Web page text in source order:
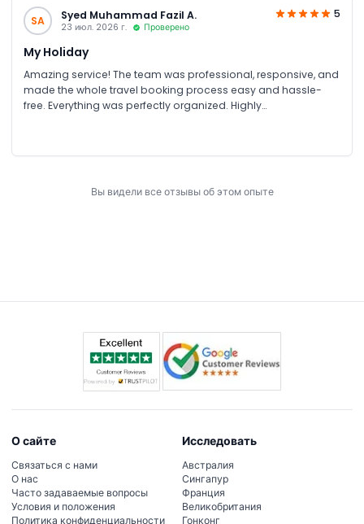
SA Syed Muhammad Fazil A.
23 июл. 2026 г. Проверено
5
My Holiday
Amazing service! The team was professional, responsive, and
made the whole travel booking process easy and hassle-
free. Everything was perfectly organized. Highly
Вы видели все отзывы об этом опыте
О сайте
Связаться с нами
О нас
Часто задаваемые вопросы
Условия и положения
Политика конфиденциальности
Исследовать
Австралия
Сингапур
Франция
Великобритания
Гонконг